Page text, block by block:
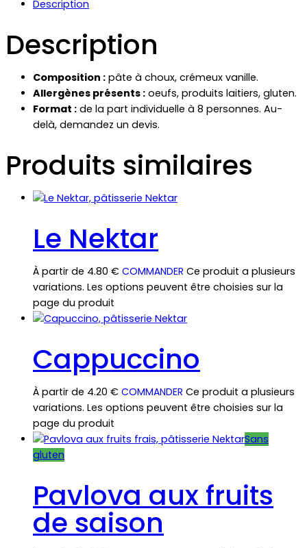
Description
Description
Composition : pâte à choux, crémeux vanille.
Allergènes présents : oeufs, produits laitiers, gluten.
Format : de la part individuelle à 8 personnes. Au-
delà, demandez un devis.
Produits similaires
Le Nektar
À partir de 4.80 € COMMANDER Ce produit a plusieurs
variations. Les options peuvent être choisies sur la
page du produit
Cappuccino
À partir de 4.20 € COMMANDER Ce produit a plusieurs
variations. Les options peuvent être choisies sur la
page du produit
Sans
gluten
Pavlova aux fruits
de saison